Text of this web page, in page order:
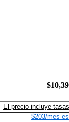
El precio incluye tasas
$203/mes